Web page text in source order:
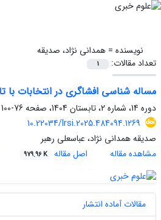
نویسنده =همدانی نژاد، صدیقه
تعداد مقالات:
1
مساله شناسی افشاگری در انتخابات با
دوره 14، شماره 2، تابستان 1404، صفحه
76-100
10.22034/lrsi.2025.484094.1269
صدیقه همدانی نژاد، عباسعلی رهبر
مشاهده مقاله
اصل مقاله 979.96 K
مقالات آماده انتشار